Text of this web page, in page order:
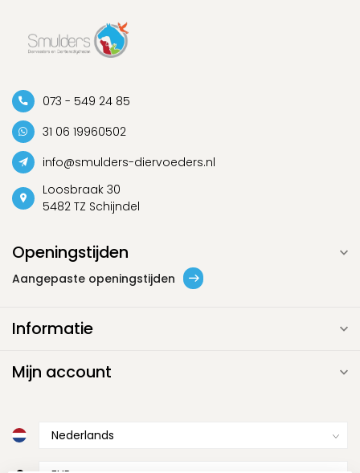
073 - 549 24 85
31 06 19960502
info@smulders-diervoeders.nl
Loosbraak 30
5482 TZ Schijndel
Openingstijden
Aangepaste openingstijden
Informatie
Mijn account